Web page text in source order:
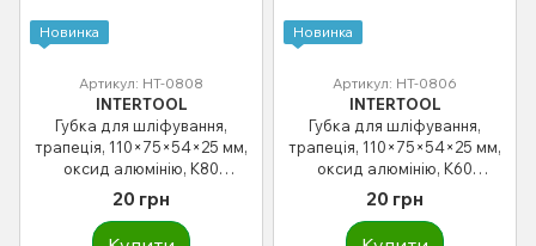
Новинка
Артикул: HT-0808
INTERTOOL
Губка для шліфування,
трапеція, 110×75×54×25 мм,
оксид алюмінію, К80
INTERTOOL HT-0808
20 грн
Новинка
Артикул: HT-0806
INTERTOOL
Губка для шліфування,
трапеція, 110×75×54×25 мм,
оксид алюмінію, К60
INTERTOOL HT-0806
20 грн